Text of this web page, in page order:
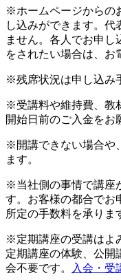
※ホームページからの
し込みができます。代
ません。各人でお申し
をされたい場合は、お
※残席状況は申し込み
※受講料や維持費、教
開始日前のご入金をお
※開講できない場合や
ます。
※当社側の事情で講座
す。お客様の都合でお
所定の手数料を承りま
※定期講座の受講はよ
定期講座の体験、公開
会不要です。
入会・受